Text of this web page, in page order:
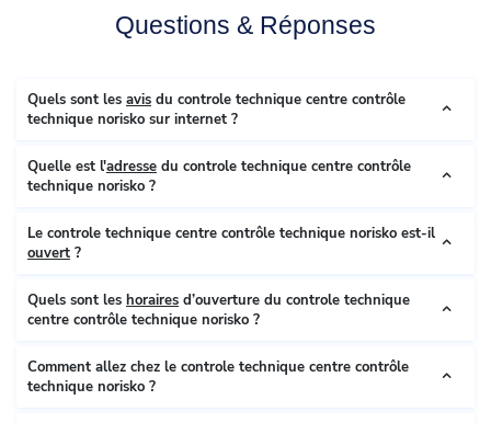
Questions & Réponses
Quels sont les avis du controle technique centre contrôle
technique norisko sur internet ?
Quelle est l'adresse du controle technique centre contrôle
technique norisko ?
Le controle technique centre contrôle technique norisko est-il
ouvert ?
Quels sont les horaires d’ouverture du controle technique
centre contrôle technique norisko ?
Comment allez chez le controle technique centre contrôle
technique norisko ?